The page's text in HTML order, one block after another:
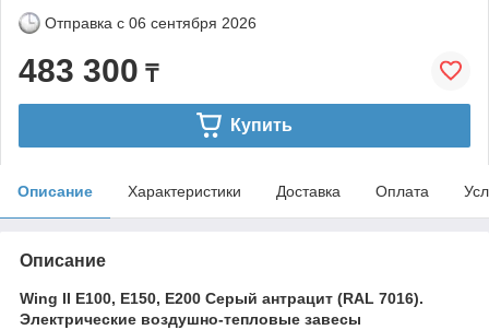
Отправка с 06 сентября 2026
483 300 ₸
Купить
Описание Характеристики Доставка Оплата
Описание
Wing II E100, E150, E200 Серый антрацит (RAL 7016).
Электрические воздушно-тепловые завесы